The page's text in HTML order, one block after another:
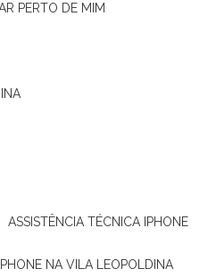
PERTO DE MIM
ASSISTÊNCIA TÉCNICA IPHONE
NA VILA LEOPOLDINA